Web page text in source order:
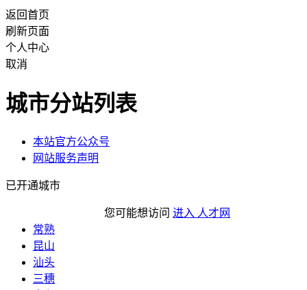
返回首页
刷新页面
个人中心
取消
城市分站列表
本站官方公众号
网站服务声明
已开通城市
您可能想访问 进入 人才网
常熟
昆山
汕头
三穗